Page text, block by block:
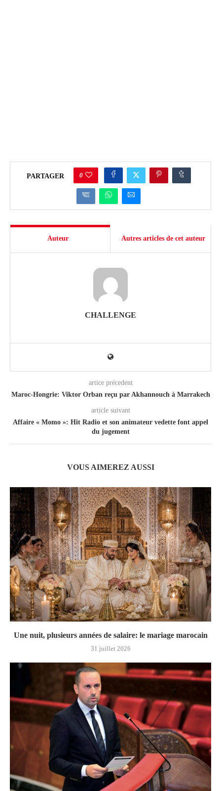
PARTAGER 0
Auteur Autres articles de cet auteur
CHALLENGE
artice précedent
Maroc-Hongrie: Viktor Orban reçu par Akhannouch à Marrakech
article suivant
Affaire « Momo »: Hit Radio et son animateur vedette font appel
du jugement
VOUS AIMEREZ AUSSI
Une nuit, plusieurs années de salaire: le mariage marocain
31 juillet 2026